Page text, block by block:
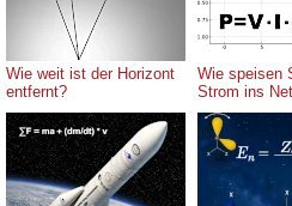
Wie weit ist der Horizont
entfernt?
Wie speisen
Strom ins